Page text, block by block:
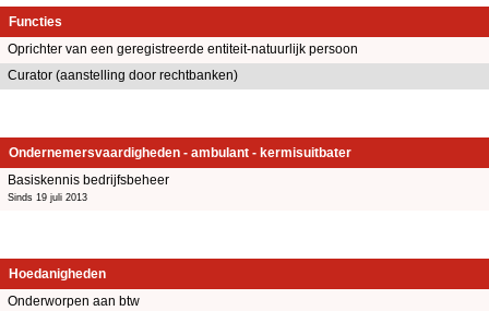
Functies
Oprichter van een geregistreerde entiteit-natuurlijk persoon
Curator (aanstelling door rechtbanken)
Ondernemersvaardigheden - ambulant - kermisuitbater
Basiskennis bedrijfsbeheer
Sinds 19 juli 2013
Hoedanigheden
Onderworpen aan btw